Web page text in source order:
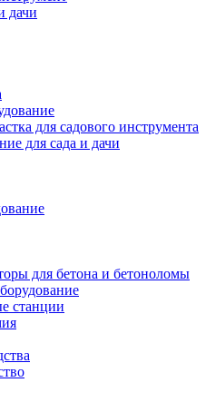
дачи
для садового инструмента
для сада и дачи
для бетона и бетоноломы
станции